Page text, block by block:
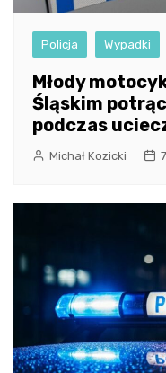
Policja Wypadki
Młody
Śląskim
podczas
Michał Kozicki